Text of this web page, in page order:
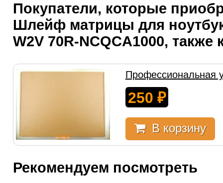
Покупатели, которые
Шлейф матрицы для
W2V 70R-NCQCA1000, также
Профессиональная
250 ₽
В корзину
Рекомендуем посмотреть